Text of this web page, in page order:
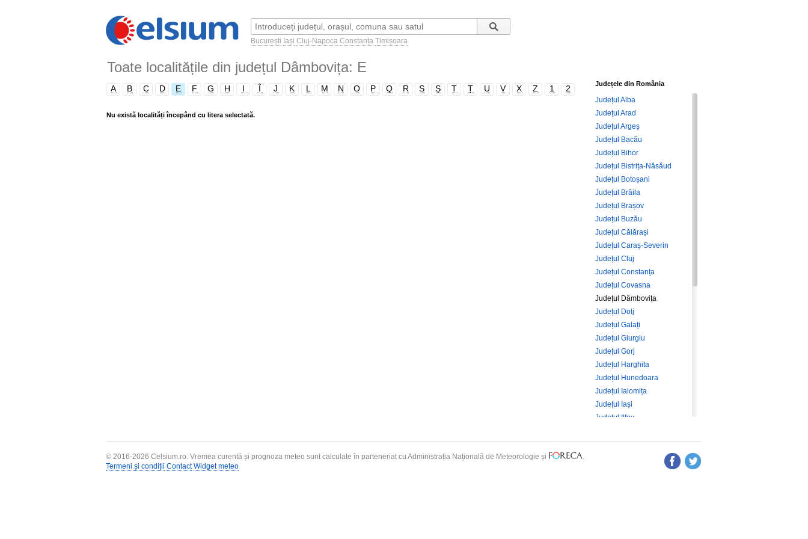
București Iași Cluj-Napoca Constanța Timișoara
Toate localitățile din județul Dâmbovița: E
A B C D E F G H I Î J K L M N O P Q R S Ș T Ț U V X Z 1 2
Nu există localități începând cu litera selectată.
Județele din România
Județul Alba
Județul Arad
Județul Argeș
Județul Bacău
Județul Bihor
Județul Bistrița-Năsăud
Județul Botoșani
Județul Brăila
Județul Brașov
Județul Buzău
Județul Călărași
Județul Caraș-Severin
Județul Cluj
Județul Constanța
Județul Covasna
Județul Dâmbovița
Județul Dolj
Județul Galați
Județul Giurgiu
Județul Gorj
Județul Harghita
Județul Hunedoara
Județul Ialomița
Județul Iași
Județul Ilfov
Județul Mehedinți
© 2016-2026 Celsium.ro. Vremea curentă și prognoza meteo sunt calculate în parteneriat cu Administrația Națională de Meteorologie și
.
Termeni și condiții Contact Widget meteo